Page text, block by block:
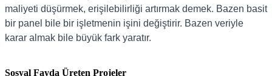
maliyeti düşürmek, erişilebilirliği artırmak demek. Bazen basit
bir panel bile bir işletmenin işini değiştirir. Bazen veriyle
karar almak bile büyük fark yaratır.
Sosyal Fayda Üreten Projeler